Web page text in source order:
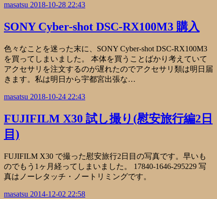
masatsu 2018-10-28 22:43
SONY Cyber-shot DSC-RX100M3 購入
色々なことを迷った末に、SONY Cyber-shot DSC-RX100M3
を買ってしまいました。 本体を買うことばかり考えていて
アクセサリを注文するのが遅れたのでアクセサリ類は明日届
きます。私は明日から宇都宮出張な…
masatsu 2018-10-24 22:43
FUJIFILM X30 試し撮り(慰安旅行編2日
目)
FUJIFILM X30 で撮った慰安旅行2日目の写真です。早いも
のでもう1ヶ月経ってしまいました。 17840-1646-295229 写
真はノーレタッチ・ノートリミングです。
masatsu 2014-12-02 22:58